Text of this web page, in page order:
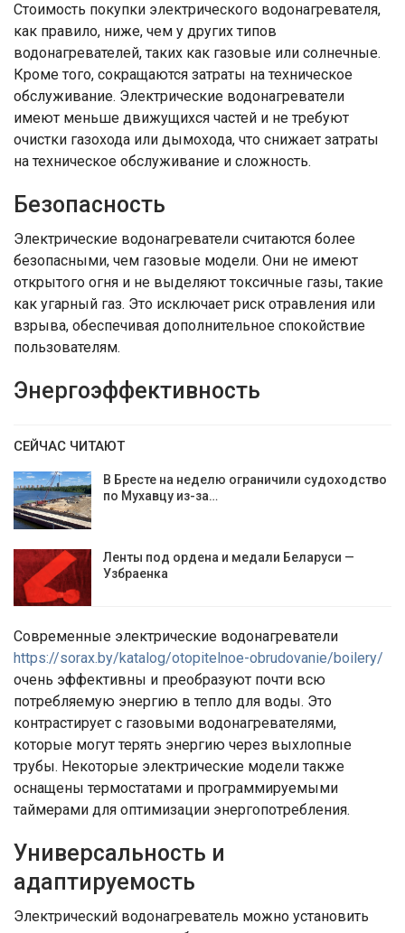
Стоимость покупки электрического водонагревателя,
как правило, ниже, чем у других типов
водонагревателей, таких как газовые или солнечные.
Кроме того, сокращаются затраты на техническое
обслуживание. Электрические водонагреватели
имеют меньше движущихся частей и не требуют
очистки газохода или дымохода, что снижает затраты
на техническое обслуживание и сложность.
Безопасность
Электрические водонагреватели считаются более
безопасными, чем газовые модели. Они не имеют
открытого огня и не выделяют токсичные газы, такие
как угарный газ. Это исключает риск отравления или
взрыва, обеспечивая дополнительное спокойствие
пользователям.
Энергоэффективность
СЕЙЧАС ЧИТАЮТ
В Бресте на неделю ограничили судоходство
по Мухавцу из-за…
Ленты под ордена и медали Беларуси —
Узбраенка
Современные электрические водонагреватели
https://sorax.by/katalog/otopitelnoe-obrudovanie/boilery/
очень эффективны и преобразуют почти всю
потребляемую энергию в тепло для воды. Это
контрастирует с газовыми водонагревателями,
которые могут терять энергию через выхлопные
трубы. Некоторые электрические модели также
оснащены термостатами и программируемыми
таймерами для оптимизации энергопотребления.
Универсальность и
адаптируемость
Электрический водонагреватель можно установить